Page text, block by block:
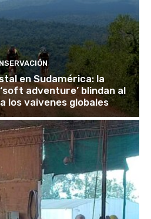
en Sudamérica: la
adventure’ blindan al
los vaivenes globales